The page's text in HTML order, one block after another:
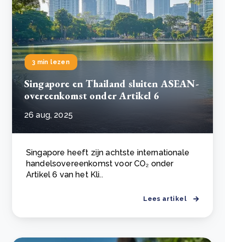
3 min lezen
Singapore en Thailand sluiten ASEAN-
overeenkomst onder Artikel 6
26 aug, 2025
Singapore heeft zijn achtste internationale
handelsovereenkomst voor CO₂ onder
Artikel 6 van het Kli..
Lees artikel